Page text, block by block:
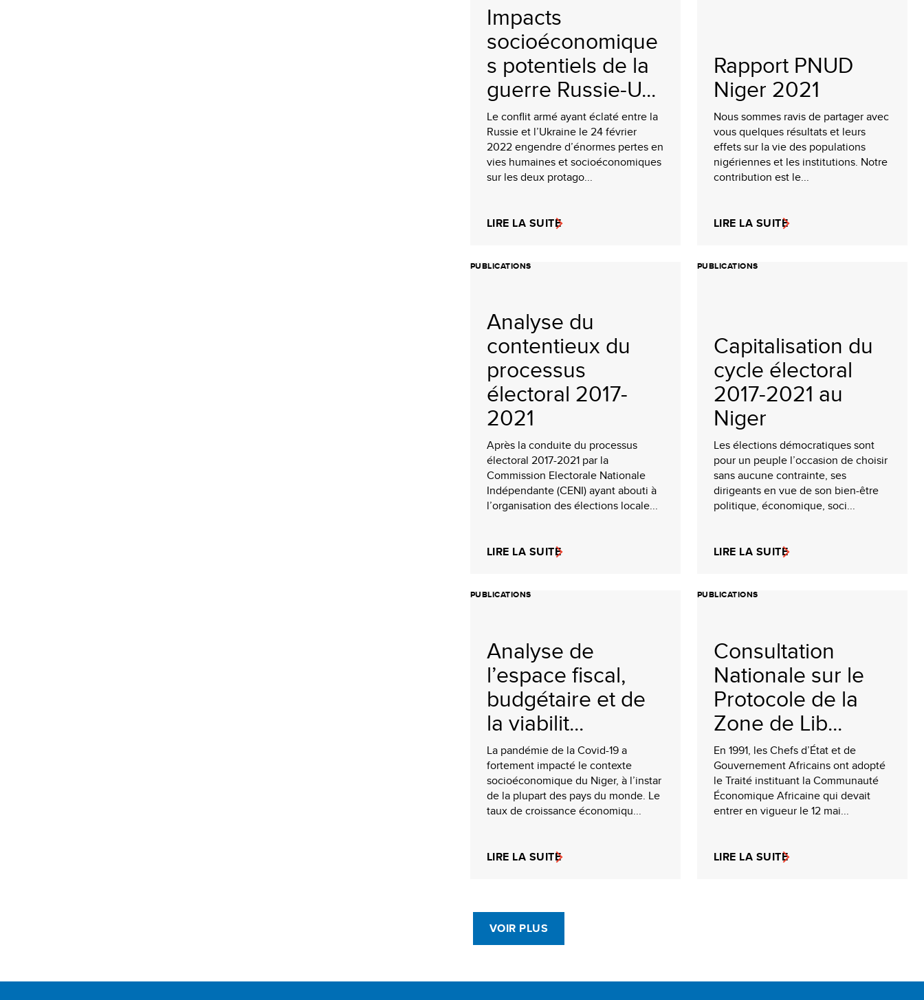
Impacts
socioéconomique
s potentiels de la
guerre Russie-U...
Le conflit armé ayant éclaté entre la
Russie et l’Ukraine le 24 février
2022 engendre d’énormes pertes en
vies humaines et socioéconomiques
sur les deux protago...
LIRE LA SUITE
Rapport PNUD
Niger 2021
Nous sommes ravis de partager avec
vous quelques résultats et leurs
effets sur la vie des populations
nigériennes et les institutions. Notre
contribution est le...
LIRE LA SUITE
PUBLICATIONS
Analyse du
contentieux du
processus
électoral 2017-
2021
Après la conduite du processus
électoral 2017-2021 par la
Commission Electorale Nationale
Indépendante (CENI) ayant abouti à
l’organisation des élections locale...
LIRE LA SUITE
PUBLICATIONS
Capitalisation du
cycle électoral
2017-2021 au
Niger
Les élections démocratiques sont
pour un peuple l’occasion de choisir
sans aucune contrainte, ses
dirigeants en vue de son bien-être
politique, économique, soci...
LIRE LA SUITE
PUBLICATIONS
Analyse de
l’espace fiscal,
budgétaire et de
la viabilit...
La pandémie de la Covid-19 a
fortement impacté le contexte
socioéconomique du Niger, à l’instar
de la plupart des pays du monde. Le
taux de croissance économiqu...
LIRE LA SUITE
PUBLICATIONS
Consultation
Nationale sur le
Protocole de la
Zone de Lib...
En 1991, les Chefs d’État et de
Gouvernement Africains ont adopté
le Traité instituant la Communauté
Économique Africaine qui devait
entrer en vigueur le 12 mai...
LIRE LA SUITE
VOIR PLUS